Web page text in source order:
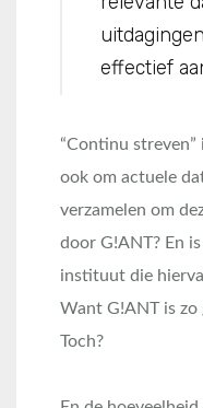
effectief
“Continu
ook om actuele
verzamelen om
door G!ANT? En
instituut die
Want G!ANT is zo
Toch?